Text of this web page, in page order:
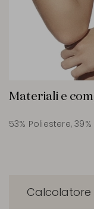
Materiali e
53% Poliestere,
Calcolatore